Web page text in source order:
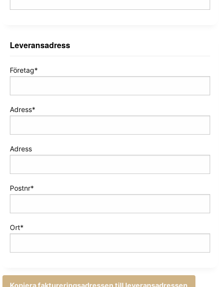
Leveransadress
Företag
Adress
Adress
Postnr
Ort
Kopiera faktureringsadressen till leveransadressen